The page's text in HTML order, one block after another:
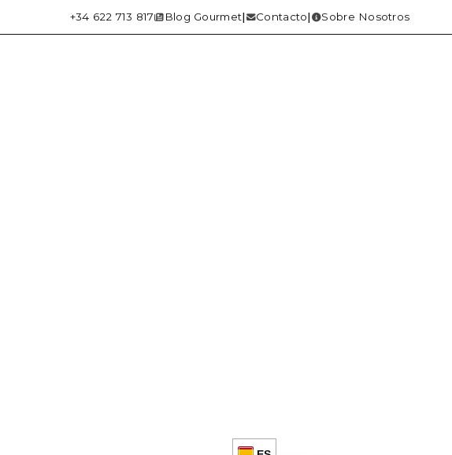
+34 622 713 817 Blog Gourmet Contacto Sobre Nosotros